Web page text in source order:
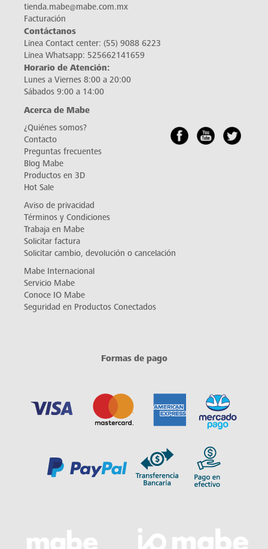
tienda.mabe@mabe.com.mx
Facturación
Contáctanos
Línea Contact center: (55) 9088 6223
Línea Whatsapp: 525662141659
Horario de Atención:
Lunes a Viernes 8:00 a 20:00
Sábados 9:00 a 14:00
Acerca de Mabe
¿Quiénes somos?
Contacto
Preguntas frecuentes
Blog Mabe
Productos en 3D
Hot Sale
Aviso de privacidad
Términos y Condiciones
Trabaja en Mabe
Solicitar factura
Solicitar cambio, devolución o cancelación
Mabe Internacional
Servicio Mabe
Conoce IO Mabe
Seguridad en Productos Conectados
Formas de pago